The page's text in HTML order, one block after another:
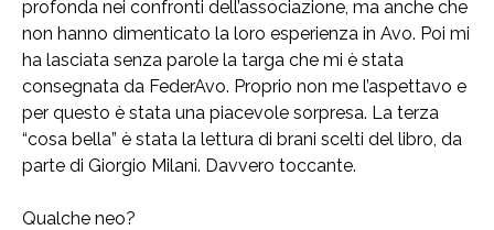
profonda nei confronti dell’associazione, ma anche che
non hanno dimenticato la loro esperienza in Avo. Poi mi
ha lasciata senza parole la targa che mi è stata
consegnata da FederAvo. Proprio non me l’aspettavo e
per questo è stata una piacevole sorpresa. La terza
“cosa bella” è stata la lettura di brani scelti del libro, da
parte di Giorgio Milani. Davvero toccante.
Qualche neo?